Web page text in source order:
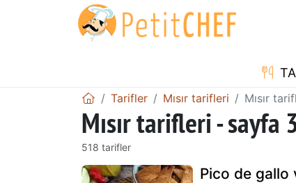
Tarifler Mısır tarifleri Mısır
Mısır tarifleri - sayfa
518 tarifler
Pico de gallo